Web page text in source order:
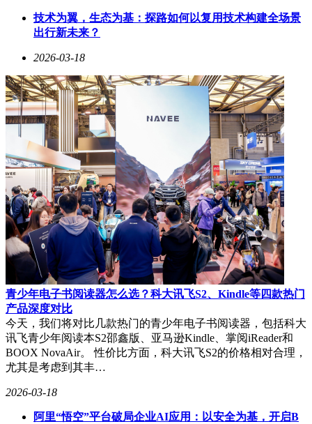
技术为翼，生态为基：探路如何以复用技术构建全场景
出行新未来？
2026-03-18
青少年电子书阅读器怎么选？科大讯飞S2、Kindle等四款热门
产品深度对比
今天，我们将对比几款热门的青少年电子书阅读器，包括科大
讯飞青少年阅读本S2邵鑫版、亚马逊Kindle、掌阅iReader和
BOOX NovaAir。 性价比方面，科大讯飞S2的价格相对合理，
尤其是考虑到其丰…
2026-03-18
阿里“悟空”平台破局企业AI应用：以安全为基，开启B